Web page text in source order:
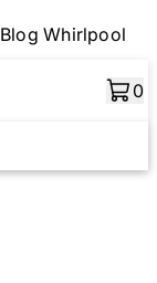
Blog Whirlpool
0